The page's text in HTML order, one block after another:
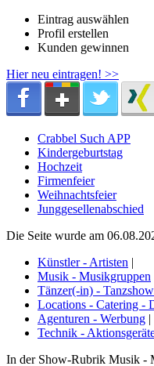
Eintrag auswählen
Profil erstellen
Kunden gewinnen
Hier neu eintragen! >>
Crabbel Such APP
Kindergeburtstag
Hochzeit
Firmenfeier
Weihnachtsfeier
Junggesellenabschied
Die Seite wurde am
Künstler - Artisten |
Musik - Musikgruppen
Tänzer(-in) -
Locations - Catering -
Agenturen - Werbung |
Technik -
In der Show-Rubrik Musik -